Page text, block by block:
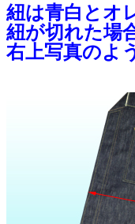
紐は青白とオ
紐が切れた場
右上写真のよ